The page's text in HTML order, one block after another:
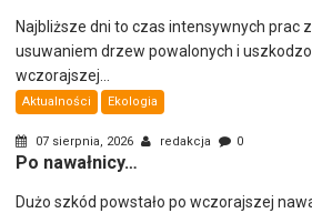
Najbliższe dni to czas intensywnych prac
usuwaniem drzew powalonych i
wczorajszej...
Aktualności Ekologia
07 sierpnia, 2026 redakcja 0
Po nawałnicy…
Dużo szkód powstało po wczorajszej